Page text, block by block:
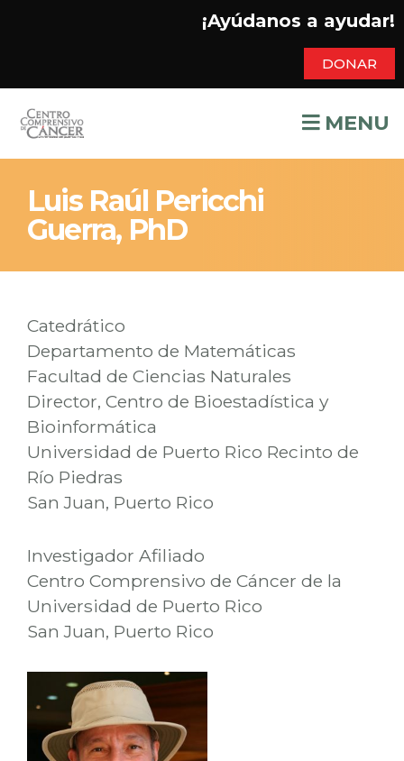
¡Ayúdanos a ayudar!
DONAR
MENU
Luis Raúl Pericchi
Guerra, PhD
Catedrático
Departamento de Matemáticas
Facultad de Ciencias Naturales
Director, Centro de Bioestadística y
Bioinformática
Universidad de Puerto Rico Recinto de
Río Piedras
San Juan, Puerto Rico
Investigador Afiliado
Centro Comprensivo de Cáncer de la
Universidad de Puerto Rico
San Juan, Puerto Rico